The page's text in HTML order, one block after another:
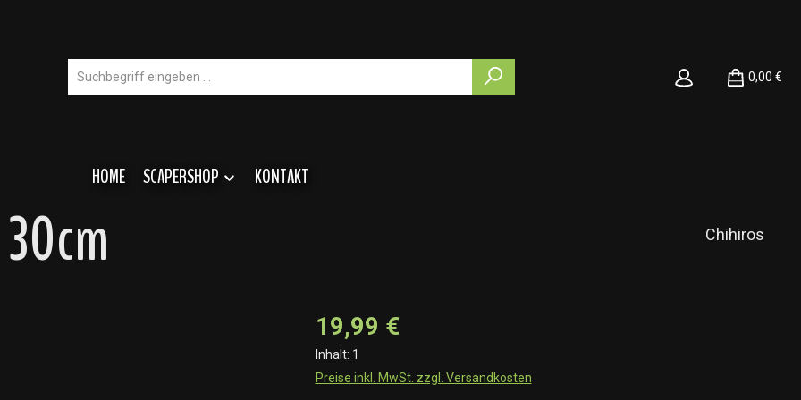
0,00 €
HOME SCAPERSHOP KONTAKT
Chihiros
19,99 €
Inhalt: 1
Preise inkl. MwSt. zzgl. Versandkosten